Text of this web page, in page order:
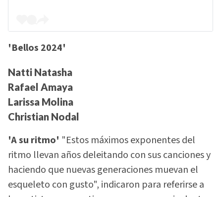
'Bellos 2024'
Natti Natasha
Rafael Amaya
Larissa Molina
Christian Nodal
'A su ritmo' "Estos máximos exponentes del
ritmo llevan años deleitando con sus canciones y
haciendo que nuevas generaciones muevan el
esqueleto con gusto", indicaron para referirse a